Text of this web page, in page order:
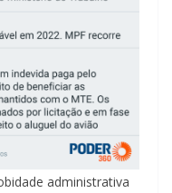
administrativa